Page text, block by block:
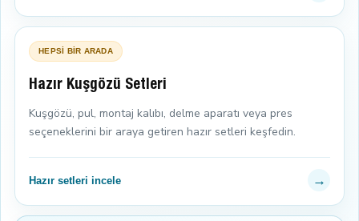
HEPSİ BİR ARADA
Hazır Kuşgözü Setleri
Kuşgözü, pul, montaj kalıbı, delme aparatı veya pres
seçeneklerini bir araya getiren hazır setleri keşfedin.
Hazır setleri incele →